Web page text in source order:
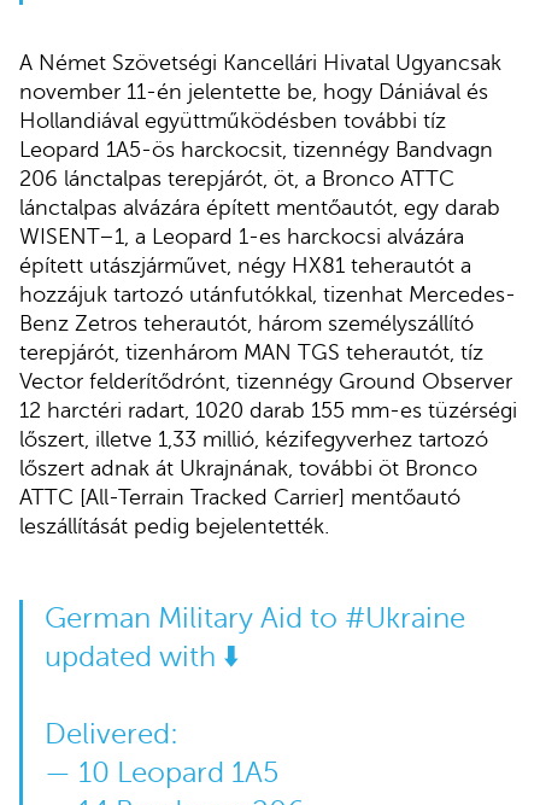
A Német Szövetségi Kancellári Hivatal Ugyancsak
november 11-én jelentette be, hogy Dániával és
Hollandiával együttműködésben további tíz
Leopard 1A5-ös harckocsit, tizennégy Bandvagn
206 lánctalpas terepjárót, öt, a Bronco ATTC
lánctalpas alvázára épített mentőautót, egy darab
WISENT–1, a Leopard 1-es harckocsi alvázára
épített utászjárművet, négy HX81 teherautót a
hozzájuk tartozó utánfutókkal, tizenhat Mercedes-
Benz Zetros teherautót, három személyszállító
terepjárót, tizenhárom MAN TGS teherautót, tíz
Vector felderítődrónt, tizennégy Ground Observer
12 harctéri radart, 1020 darab 155 mm-es tüzérségi
lőszert, illetve 1,33 millió, kézifegyverhez tartozó
lőszert adnak át Ukrajnának, további öt Bronco
ATTC [All-Terrain Tracked Carrier] mentőautó
leszállítását pedig bejelentették.
German Military Aid to #Ukraine
updated with ⬇️
Delivered:
— 10 Leopard 1A5